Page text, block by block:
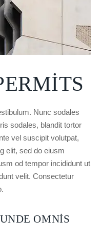
Nunc sodales
sodales, blandit tortor
vel suscipit volutpat,
elit, sed do eiusm
od tempor incididunt ut
velit. Consectetur
OMNIS